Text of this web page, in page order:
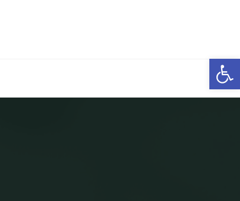
פתח סרגל נגישות